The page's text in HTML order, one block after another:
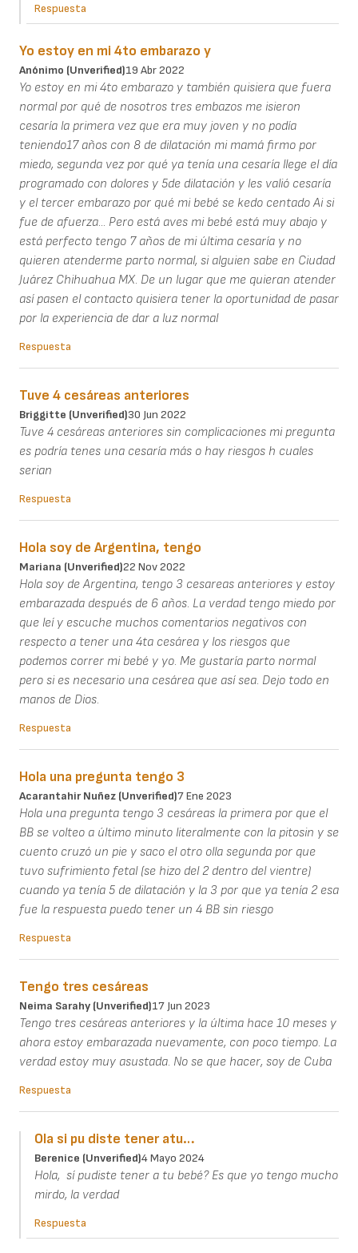
Respuesta
Yo estoy en mi 4to embarazo y
Anónimo (unverified)19 Abr 2022
Yo estoy en mi 4to embarazo y también quisiera que fuera
normal por qué de nosotros tres embazos me isieron
cesaría la primera vez que era muy joven y no podía
teniendo17 años con 8 de dilatación mi mamá firmo por
miedo, segunda vez por qué ya tenía una cesaría llege el día
programado con dolores y 5de dilatación y les valió cesaría
y el tercer embarazo por qué mi bebé se kedo centado Ai si
fue de afuerza... Pero está aves mi bebé está muy abajo y
está perfecto tengo 7 años de mi última cesaría y no
quieren atenderme parto normal, si alguien sabe en Ciudad
Juárez Chihuahua MX. De un lugar que me quieran atender
así pasen el contacto quisiera tener la oportunidad de pasar
por la experiencia de dar a luz normal
Respuesta
Tuve 4 cesáreas anteriores
Briggitte (unverified)30 Jun 2022
Tuve 4 cesáreas anteriores sin complicaciones mi pregunta
es podría tenes una cesaría más o hay riesgos h cuales
serian
Respuesta
Hola soy de Argentina, tengo
Mariana (unverified)22 Nov 2022
Hola soy de Argentina, tengo 3 cesareas anteriores y estoy
embarazada después de 6 años. La verdad tengo miedo por
que leí y escuche muchos comentarios negativos con
respecto a tener una 4ta cesárea y los riesgos que
podemos correr mi bebé y yo. Me gustaría parto normal
pero si es necesario una cesárea que así sea. Dejo todo en
manos de Dios.
Respuesta
Hola una pregunta tengo 3
Acarantahir Nuñez (unverified)7 Ene 2023
Hola una pregunta tengo 3 cesáreas la primera por que el
BB se volteo a último minuto literalmente con la pitosin y se
cuento cruzó un pie y saco el otro olla segunda por que
tuvo sufrimiento fetal (se hizo del 2 dentro del vientre)
cuando ya tenía 5 de dilatación y la 3 por que ya tenía 2 esa
fue la respuesta puedo tener un 4 BB sin riesgo
Respuesta
Tengo tres cesáreas
Neima Sarahy (unverified)17 Jun 2023
Tengo tres cesáreas anteriores y la última hace 10 meses y
ahora estoy embarazada nuevamente, con poco tiempo. La
verdad estoy muy asustada. No se que hacer, soy de Cuba
Respuesta
Ola si pu diste tener atu…
Berenice (unverified)4 Mayo 2024
Hola, sí pudiste tener a tu bebé? Es que yo tengo mucho
mirdo, la verdad
Respuesta